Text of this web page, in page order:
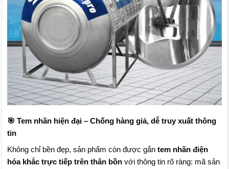
🎯 Tem nhãn hiện đại – Chống hàng giả, dễ truy xuất thông
tin
Không chỉ bền đẹp, sản phẩm còn được gắn tem nhãn điện
hóa khắc trực tiếp trên thân bồnvới thông tin rõ ràng: mã sản